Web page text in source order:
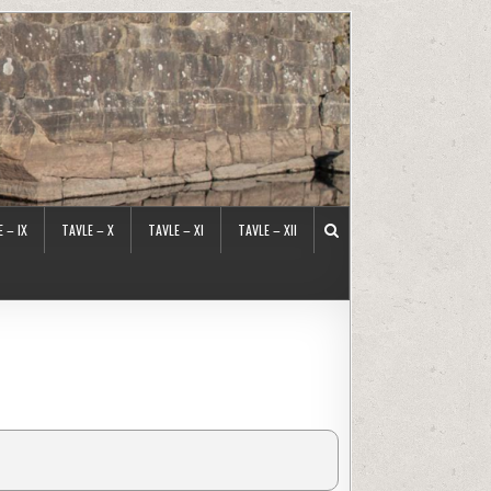
– IX TAVLE – X TAVLE – XI TAVLE – XII